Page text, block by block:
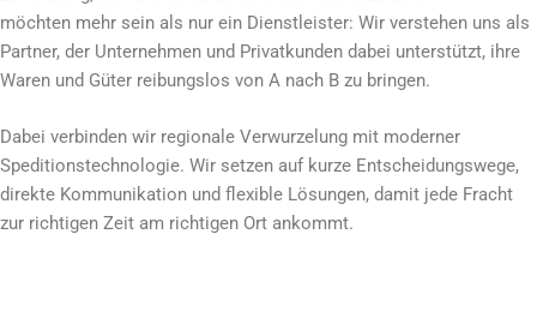
möchten mehr sein als nur ein Dienstleister: Wir verstehen uns als
Partner, der Unternehmen und Privatkunden dabei unterstützt, ihre
Waren und Güter reibungslos von A nach B zu bringen.
Dabei verbinden wir regionale Verwurzelung mit moderner
Speditionstechnologie. Wir setzen auf kurze Entscheidungswege,
direkte Kommunikation und flexible Lösungen, damit jede Fracht
zur richtigen Zeit am richtigen Ort ankommt.